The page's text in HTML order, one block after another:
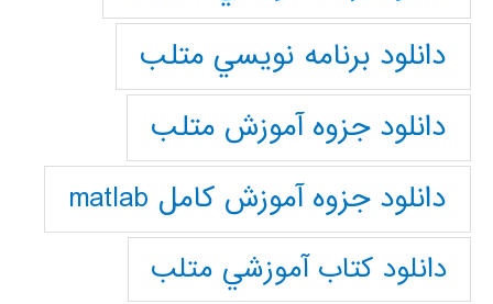
دانلود برنامه نويسي متلب
دانلود جزوه آموزش متلب
دانلود جزوه آموزش کامل matlab
دانلود كتاب آموزشي متلب